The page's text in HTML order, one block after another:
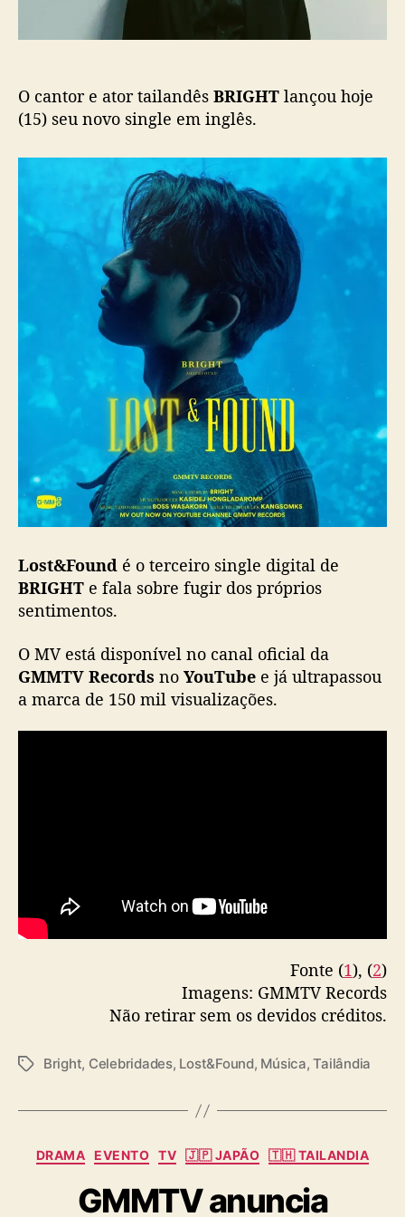
ã
R
H
a
n
a
i
g
l
e
e
m
i
g
l
O cantor e ator tailandês BRIGHT lançou hoje
(15) seu novo single em inglês.
Lost&Found é o terceiro single digital de
BRIGHT e fala sobre fugir dos próprios
sentimentos.
O MV está disponível no canal oficial da
GMMTV Records no YouTube e já ultrapassou
a marca de 150 mil visualizações.
Fonte (1), (2)
Imagens: GMMTV Records
Não retirar sem os devidos créditos.
T
Bright, Celebridades, Lost&Found, Música,Tailândia
C
t
e
DRAMA EVENTO TV 🇯🇵 JAPÃO 🇹🇭 TAILANDIA
GMMTV anuncia